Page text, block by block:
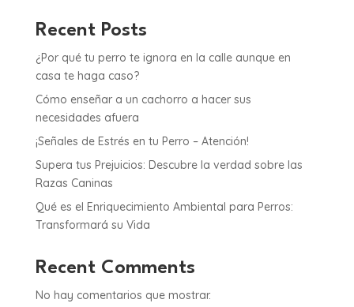
Recent Posts
¿Por qué tu perro te ignora en la calle aunque en
casa te haga caso?
Cómo enseñar a un cachorro a hacer sus
necesidades afuera
¡Señales de Estrés en tu Perro – Atención!
Supera tus Prejuicios: Descubre la verdad sobre las
Razas Caninas
Qué es el Enriquecimiento Ambiental para Perros:
Transformará su Vida
Recent Comments
No hay comentarios que mostrar.